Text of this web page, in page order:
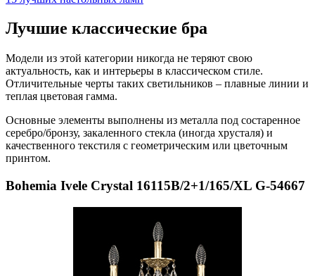
Лучшие классические бра
Модели из этой категории никогда не теряют свою
актуальность, как и интерьеры в классическом стиле.
Отличительные черты таких светильников – плавные линии и
теплая цветовая гамма.
Основные элементы выполнены из металла под состаренное
серебро/бронзу, закаленного стекла (иногда хрусталя) и
качественного текстиля с геометрическим или цветочным
принтом.
Bohemia Ivele Crystal 16115B/2+1/165/XL G-54667